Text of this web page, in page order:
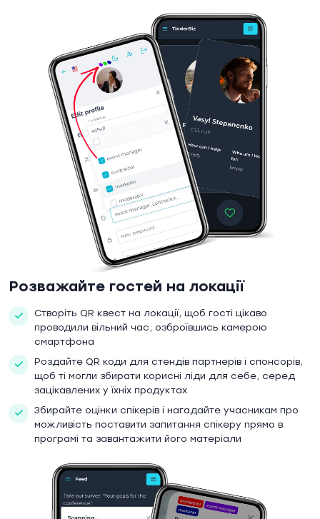
Розважайте гостей на локації
Створіть QR квест на локації, щоб гості цікаво
проводили вільний час, озброївшись камерою
смартфона
Роздайте QR коди для стендів партнерів і спонсорів,
щоб ті могли збирати корисні ліди для себе, серед
зацікавлених у їхніх продуктах
Збирайте оцінки спікерів і нагадайте учасникам про
можливість поставити запитання спікеру прямо в
програмі та завантажити його матеріали